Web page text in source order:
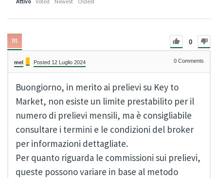
0
mel Posted 12 Luglio 2024 0 Comments
Buongiorno, in merito ai prelievi su Key to
Market, non esiste un limite prestabilito per il
numero di prelievi mensili, ma è consigliabile
consultare i termini e le condizioni del broker
per informazioni dettagliate.
Per quanto riguarda le commissioni sui prelievi,
queste possono variare in base al metodo